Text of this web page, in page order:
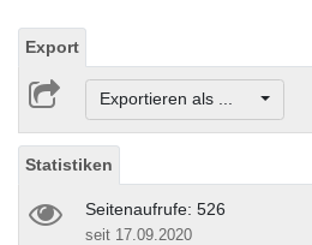
Export
Exportieren als ...
Statistiken
Seitenaufrufe: 526
seit 17.09.2020